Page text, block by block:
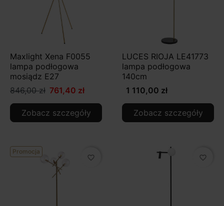
Maxlight Xena F0055
lampa podłogowa
mosiądz E27
846,00 zł 761,40 zł
Zobacz szczegóły
LUCES RIOJA LE41773
lampa podłogowa
140cm
1 110,00 zł
Zobacz szczegóły
Promocja
favorite_border favorite_border